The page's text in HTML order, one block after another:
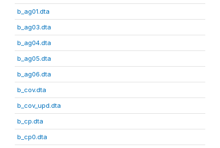
b_ag01.dta
b_ag03.dta
b_ag04.dta
b_ag05.dta
b_ag06.dta
b_cov.dta
b_cov_upd.dta
b_cp.dta
b_cp0.dta